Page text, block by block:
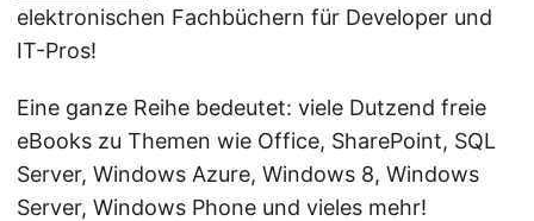
elektronischen Fachbüchern für Developer und
IT-Pros!
Eine ganze Reihe bedeutet: viele Dutzend freie
eBooks zu Themen wie Office, SharePoint, SQL
Server, Windows Azure, Windows 8, Windows
Server, Windows Phone und vieles mehr!